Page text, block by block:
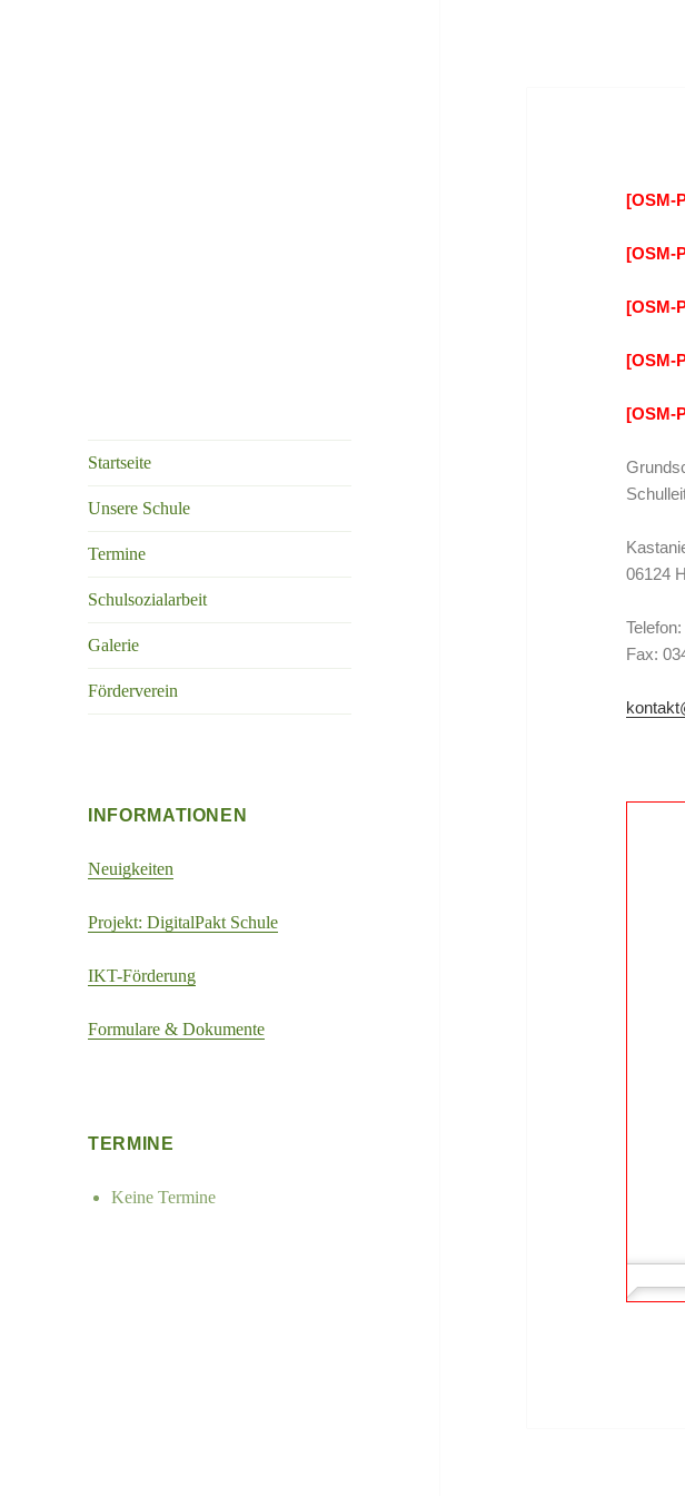
Startseite
Unsere Schule
Termine
Schulsozialarbeit
Galerie
Förderverein
INFORMATIONEN
Neuigkeiten
Projekt: DigitalPakt Schule
IKT-Förderung
Formulare & Dokumente
TERMINE
Keine Termine
[OSM-
[OSM-
[OSM-
[OSM-
[OSM-
06124
Fax: